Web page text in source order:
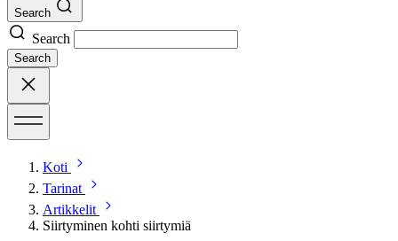
Search
Search
Search
Koti
Tarinat
Artikkelit
Siirtyminen kohti siirtymiä